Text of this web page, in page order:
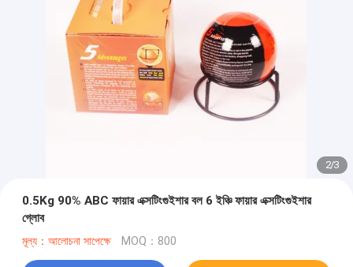
2/3
0.5Kg 90% ABC ফায়ার এক্সটিংগুইশার বল 6 ইঞ্চি ফায়ার এক্সটিংগুইশার
গ্লোব
মূল্য：আলোচনা সাপেক্ষে MOQ：800